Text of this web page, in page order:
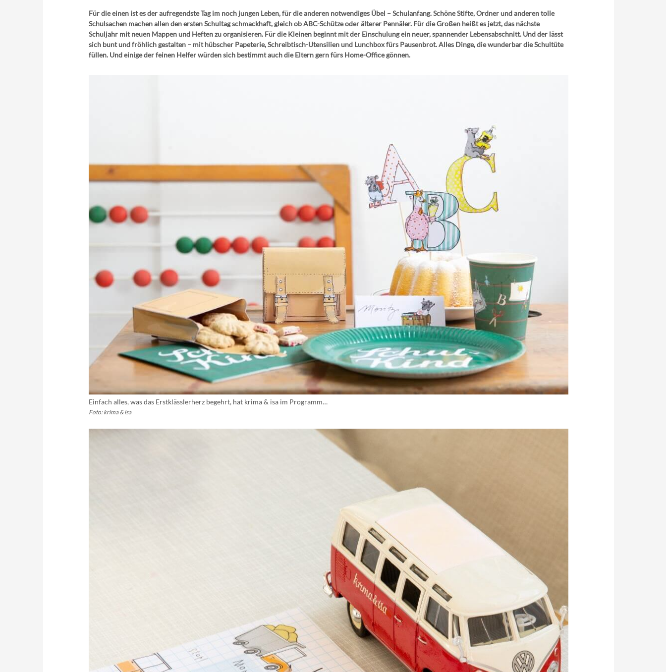
Für die einen ist es der aufregendste Tag im noch jungen Leben, für die anderen notwendiges Übel – Schulanfang. Schöne Stifte, Ordner und anderen tolle
Schulsachen machen allen den ersten Schultag schmackhaft, gleich ob ABC-Schütze oder älterer Pennäler. Für die Großen heißt es jetzt, das nächste
Schuljahr mit neuen Mappen und Heften zu organisieren. Für die Kleinen beginnt mit der Einschulung ein neuer, spannender Lebensabschnitt. Und der lässt
sich bunt und fröhlich gestalten – mit hübscher Papeterie, Schreibtisch-Utensilien und Lunchbox fürs Pausenbrot. Alles Dinge, die wunderbar die Schultüte
füllen. Und einige der feinen Helfer würden sich bestimmt auch die Eltern gern fürs Home-Office gönnen.
Einfach alles, was das Erstklässlerherz begehrt, hat krima & isa im Programm…
Foto: krima & isa